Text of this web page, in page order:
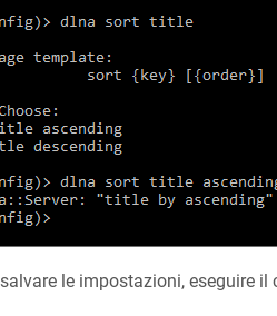
le impostazioni, eseguire il